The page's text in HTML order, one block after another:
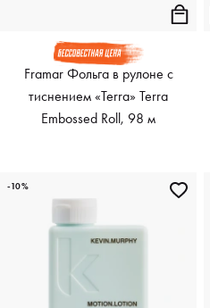
Framar Фольга в рулоне с
тиснением «Terra» Terra
Embossed Roll, 98 м
-10%